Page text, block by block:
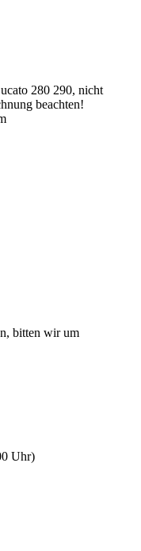
280 290, nicht
beachten!
bitten wir um
Uhr)